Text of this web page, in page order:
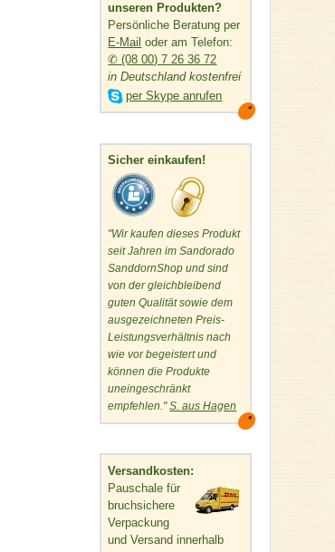
unseren Produkten?
Persönliche Beratung per
E-Mail oder am Telefon:
✆ (08 00) 7 26 36 72
in Deutschland kostenfrei
 per Skype anrufen
Sicher einkaufen!
"Wir kaufen dieses Produkt
seit Jahren im Sandorado
SanddornShop und sind
von der gleichbleibend
guten Qualität sowie dem
ausgezeichneten Preis-
Leistungsverhältnis nach
wie vor begeistert und
können die Produkte
uneingeschränkt
empfehlen."S. aus Hagen
Versandkosten:
Pauschale für
bruchsichere
Verpackung
und Versand innerhalb